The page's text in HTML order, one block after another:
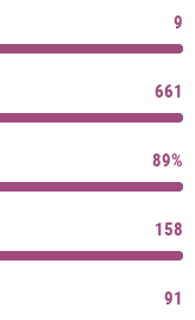
9
661
89%
158
91